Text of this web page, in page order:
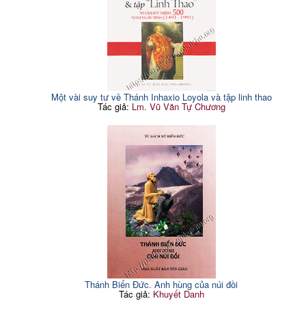
Một vài suy tư về Thánh Inhaxio Loyola và tập linh thao
Tác giả: Lm. Vũ Văn Tự Chương
Thánh Biển Đức. Anh hùng của núi đồi
Tác giả: Khuyết Danh